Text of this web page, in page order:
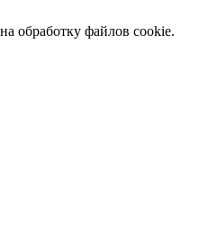
обработку файлов cookie.